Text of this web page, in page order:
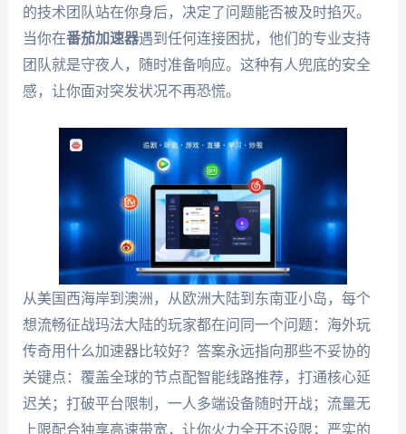
的技术团队站在你身后，决定了问题能否被及时掐灭。
当你在番茄加速器遇到任何连接困扰，他们的专业支持
团队就是守夜人，随时准备响应。这种有人兜底的安全
感，让你面对突发状况不再恐慌。
从美国西海岸到澳洲，从欧洲大陆到东南亚小岛，每个
想流畅征战玛法大陆的玩家都在问同一个问题：海外玩
传奇用什么加速器比较好？答案永远指向那些不妥协的
关键点：覆盖全球的节点配智能线路推荐，打通核心延
迟关；打破平台限制，一人多端设备随时开战；流量无
上限配合独享高速带宽，让你火力全开不设限；严实的